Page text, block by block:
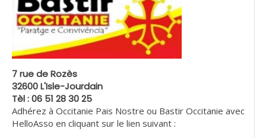
7 rue de Rozès
32600 L'Isle-Jourdain
Tèl : 06 51 28 30 25
Adhérez à Occitanie Pais Nostre ou Bastir Occitanie avec
HelloAsso en cliquant sur le lien suivant :